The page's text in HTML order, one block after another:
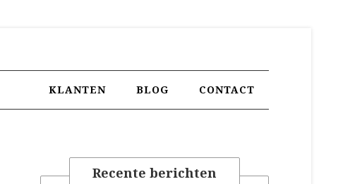
KLANTEN BLOG CONTACT
Recente berichten